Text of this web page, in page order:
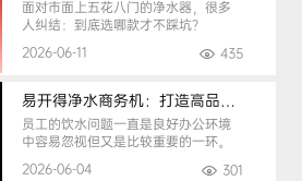
面对市面上五花八门的净水器，很多
人纠结：到底选哪款才不踩坑？
2026-06-11
435
易开得净水商务机：打造高品质办公健康饮水环境
员工的饮水问题一直是良好办公环境
中容易忽视但又是比较重要的一环。
2026-06-04
301